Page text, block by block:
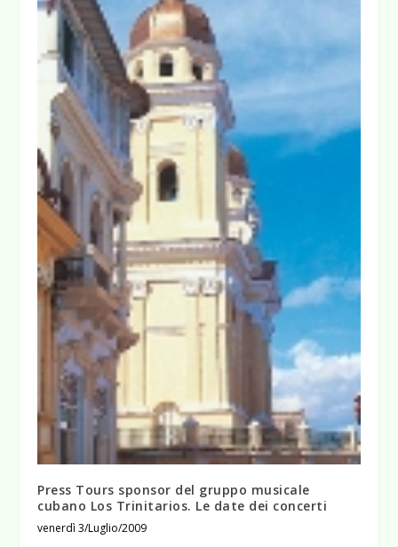
Press Tours sponsor del gruppo musicale
cubano Los Trinitarios. Le date dei concerti
venerdì 3/Luglio/2009